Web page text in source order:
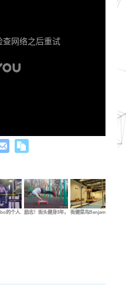
查网络之后重试
的个人…励志！街头健身3年，…街健菜鸟Benjamin的…